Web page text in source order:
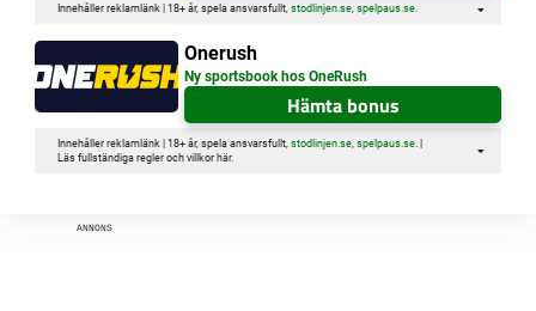
Innehåller reklamlänk | 18+ år, spela ansvarsfullt, stodlinjen.se, spelpaus.se.
Onerush
Ny sportsbook hos OneRush
Hämta bonus
Innehåller reklamlänk | 18+ år, spela ansvarsfullt, stodlinjen.se, spelpaus.se. |
Läs fullständiga regler och villkor här.
ANNONS